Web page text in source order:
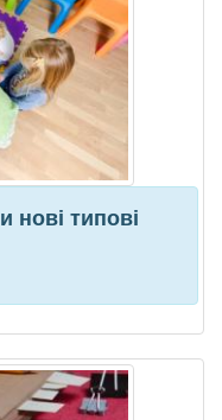
нові типові